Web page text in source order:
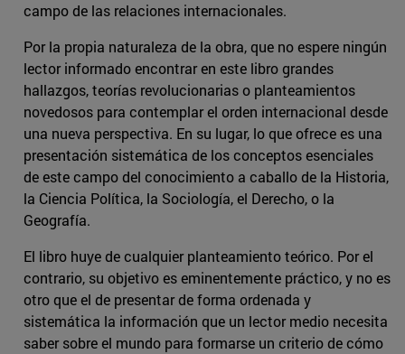
campo de las relaciones internacionales.
Por la propia naturaleza de la obra, que no espere ningún
lector informado encontrar en este libro grandes
hallazgos, teorías revolucionarias o planteamientos
novedosos para contemplar el orden internacional desde
una nueva perspectiva. En su lugar, lo que ofrece es una
presentación sistemática de los conceptos esenciales
de este campo del conocimiento a caballo de la Historia,
la Ciencia Política, la Sociología, el Derecho, o la
Geografía.
El libro huye de cualquier planteamiento teórico. Por el
contrario, su objetivo es eminentemente práctico, y no es
otro que el de presentar de forma ordenada y
sistemática la información que un lector medio necesita
saber sobre el mundo para formarse un criterio de cómo